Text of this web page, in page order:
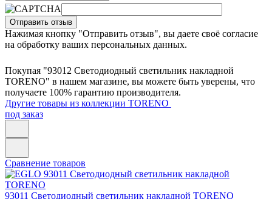
Отправить отзыв
Нажимая кнопку "Отправить отзыв", вы даете своё согласие
на обработку ваших персональных данных.
Покупая "93012 Светодиодный светильник накладной
TORENO" в нашем магазине, вы можете быть уверены, что
получаете 100% гарантию производителя.
Другие товары из коллекции TORENO
под заказ
Сравнение товаров
93011 Светодиодный светильник накладной TORENO